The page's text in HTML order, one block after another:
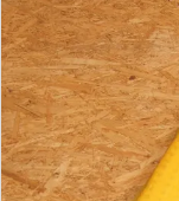
サイズで選ぶ
特集で選ぶ
価格で選ぶ